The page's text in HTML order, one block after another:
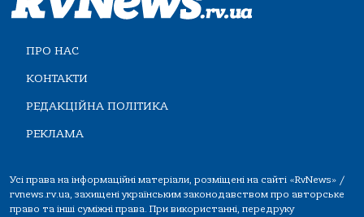
ПРО НАС
КОНТАКТИ
РЕДАКЦІЙНА ПОЛІТИКА
РЕКЛАМА
Усі права на інформаційні матеріали, розміщені на сайті «RvNews» /
rvnews.rv.ua, захищені українським законодавством про авторське
право та інші суміжні права. При використанні, передруку